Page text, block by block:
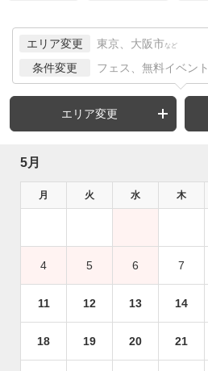
エリア変更 東京、大阪市 など
条件変更 フェス、無料イベント
エリア変更
5月
月 火 水 木
4 5 6 7
11 12 13 14
18 19 20 21